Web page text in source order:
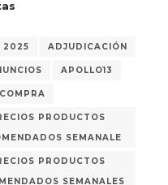
2025 ADJUDICACIÓN
APOLLO13
PRODUCTOS
SEMANALE
PRODUCTOS
SEMANALES